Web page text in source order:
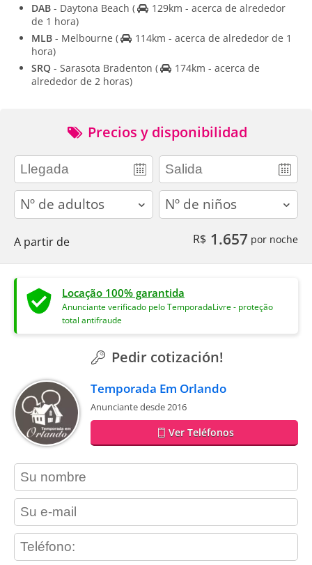
DAB - Daytona Beach (
129km - acerca de alrededor
de 1 hora)
MLB - Melbourne (
114km - acerca de alrededor de 1
hora)
SRQ - Sarasota Bradenton (
174km - acerca de
alrededor de 2 horas)
Precios y disponibilidad
adults children
A partir de R$ 1.657 por noche
Locação 100% garantida
Anunciante verificado pelo TemporadaLivre - proteção
total antifraude
Pedir cotización!
Temporada Em Orlando
Anunciante desde 2016
Ver Teléfonos
contact_name
contact_email
contact_phone